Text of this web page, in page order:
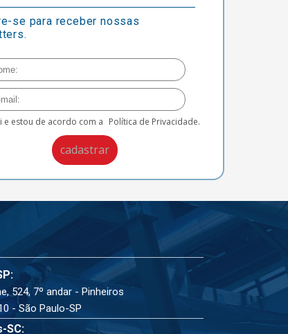
se para receber nossas
e estou de acordo com a Política de Privacidade.
524, 7º andar - Pinheiros
- São Paulo-SP
SC: